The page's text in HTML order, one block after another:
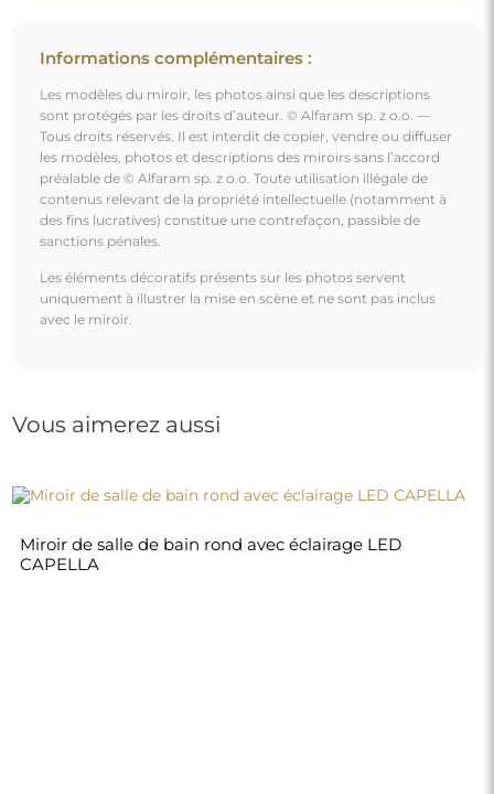
Informations complémentaires :
Les modèles du miroir, les photos ainsi que les descriptions
sont protégés par les droits d’auteur. © Alfaram sp. z o.o. —
Tous droits réservés. Il est interdit de copier, vendre ou diffuser
les modèles, photos et descriptions des miroirs sans l’accord
préalable de © Alfaram sp. z o.o. Toute utilisation illégale de
contenus relevant de la propriété intellectuelle (notamment à
des fins lucratives) constitue une contrefaçon, passible de
sanctions pénales.
Les éléments décoratifs présents sur les photos servent
uniquement à illustrer la mise en scène et ne sont pas inclus
avec le miroir.
Vous aimerez aussi
Miroir de salle de bain rond avec éclairage LED
CAPELLA